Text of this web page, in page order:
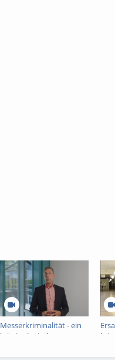
Messerkriminalität - ein
kriminologisches